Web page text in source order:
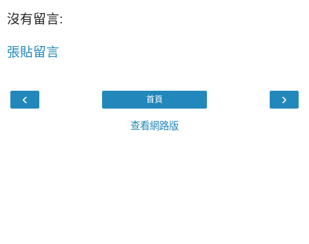
沒有留言:
張貼留言
‹ ›
首頁
查看網路版